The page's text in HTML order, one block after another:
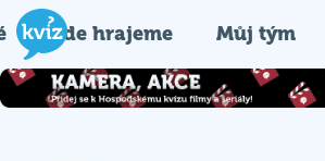
Kde hrajeme Můj tým